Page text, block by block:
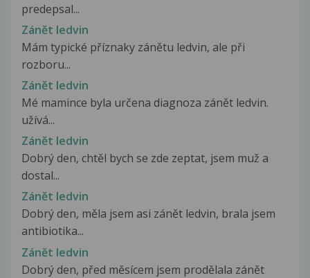
predepsal...
Zánět ledvin
Mám typické příznaky zánětu ledvin, ale při
rozboru...
Zánět ledvin
Mé mamince byla určena diagnoza zánět ledvin.
užívá...
Zánět ledvin
Dobrý den, chtěl bych se zde zeptat, jsem muž a
dostal...
Zánět ledvin
Dobrý den, měla jsem asi zánět ledvin, brala jsem
antibiotika...
Zánět ledvin
Dobrý den, před měsícem jsem prodělala zánět